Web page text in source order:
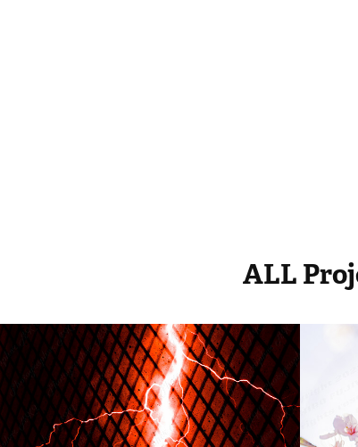
ALL
Lightning
2016
Photography, Digital Art, Digital Photography